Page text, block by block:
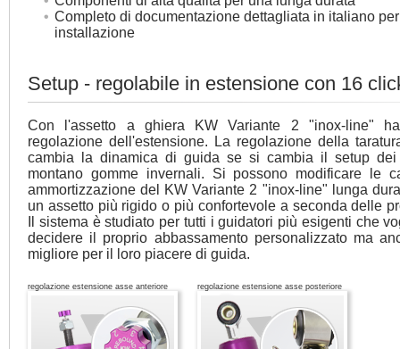
Completo di documentazione dettagliata in italiano
installazione
Setup - regolabile in estensione con 16
Con l'assetto a ghiera KW Variante 2 "inox-line"
regolazione dell'estensione. La regolazione della
cambia la dinamica di guida se si cambia il setup
montano gomme invernali. Si possono modificare le
ammortizzazione del KW Variante 2 "inox-line" lunga
un assetto più rigido o più confortevole a seconda delle
Il sistema è studiato per tutti i guidatori più esigenti che
decidere il proprio abbassamento personalizzato ma
migliore per il loro piacere di guida.
regolazione estensione asse anteriore regolazione estensione asse posteriore